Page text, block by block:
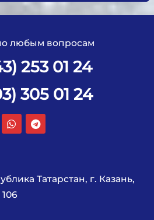
любым вопросам
253 01 24
305 01 24
Татарстан, г. Казань,